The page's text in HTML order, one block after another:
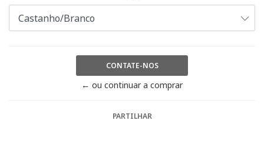
CONTATE-NOS
← ou continuar a comprar
PARTILHAR